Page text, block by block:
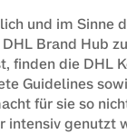
und im
Brand Hub
finden die DHL
Guidelines
für sie so
intensiv genutzt